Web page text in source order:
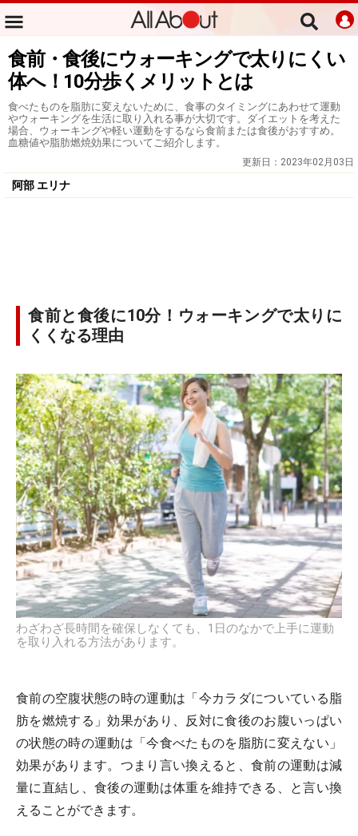
食前・食後にウォーキングで太りにくい
体へ！10分歩くメリットとは
食べたものを脂肪に変えないために、食事のタイミングにあわせて運動
やウォーキングを生活に取り入れる事が大切です。ダイエットを考えた
場合、ウォーキングや軽い運動をするなら食前または食後がおすすめ。
血糖値や脂肪燃焼効果についてご紹介します。
更新日： 2023年02月03日
阿部 エリナ
食前と食後に10分！ウォーキングで太りに
くくなる理由
わざわざ長時間を確保しなくても、1日のなかで上手に運動
を取り入れる方法があります。
食前の空腹状態の時の運動は「今カラダについている脂
肪を燃焼する」効果があり、反対に食後のお腹いっぱい
の状態の時の運動は「今食べたものを脂肪に変えない」
効果があります。つまり言い換えると、食前の運動は減
量に直結し、食後の運動は体重を維持できる、と言い換
えることができます。